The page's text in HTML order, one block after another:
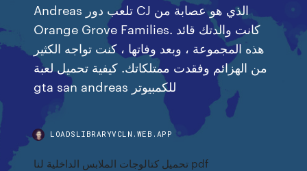
Andreas تلعب دور CJ الذي هو عصابة من
Orange Grove Families. كانت والدتك قائد
هذه المجموعة ، وبعد وفاتها ، كنت تواجه الكثير
من الهزائم وفقدت ممتلكاتك. كيفية تحميل لعبة
gta san andreas للكمبيوتر
LOADSLIBRARYVCLN.WEB.APP
تحميل كتالوجات الملابس الداخلية لنا pdf